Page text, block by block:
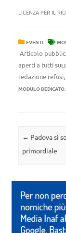
LICENZA PER IL
EVENTI
Articolo
aperti a tutti
redazione
MODULO DEDICATO.
Navigazione
← Padova si
primordiale